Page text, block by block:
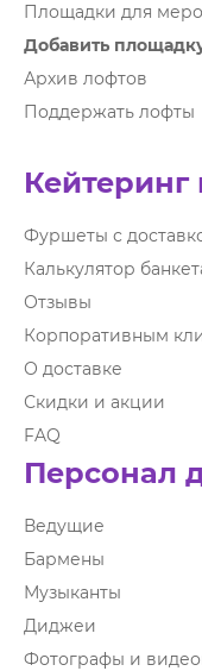
Площадки для
Добавить
Архив лофтов
Поддержать лофты
Кейтеринг
Фуршеты с
Калькулятор
Отзывы
Корпоративным
О доставке
Скидки и акции
FAQ
Персонал
Ведущие
Бармены
Музыканты
Диджеи
Фотографы и